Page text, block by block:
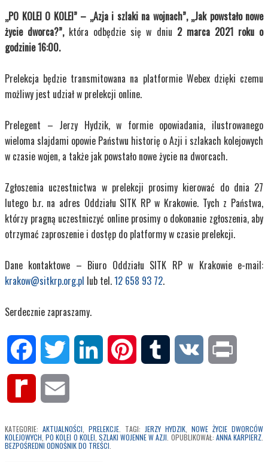
„PO KOLEI O KOLEI” – „Azja i szlaki na wojnach”, „Jak powstało nowe
życie dworca?”, która odbędzie się w dniu 2 marca 2021 roku o
godzinie 16:00.
Prelekcja będzie transmitowana na platformie Webex dzięki czemu
możliwy jest udział w prelekcji online.
Prelegent – Jerzy Hydzik, w formie opowiadania, ilustrowanego
wieloma slajdami opowie Państwu historię o Azji i szlakach kolejowych
w czasie wojen, a także jak powstało nowe życie na dworcach.
Zgłoszenia uczestnictwa w prelekcji prosimy kierować do dnia 27
lutego b.r. na adres Oddziału SITK RP w Krakowie. Tych z Państwa,
którzy pragną uczestniczyć online prosimy o dokonanie zgłoszenia, aby
otrzymać zaproszenie i dostęp do platformy w czasie prelekcji.
Dane kontaktowe – Biuro Oddziału SITK RP w Krakowie e-mail:
krakow@sitkrp.org.pl lub tel.12 658 93 72.
Serdecznie zapraszamy.
Facebook Twitter LinkedIn Pinterest Tumblr VK
Rediff
KATEGORIE: AKTUALNOŚCI PRELEKCJE . TAGI: JERZY HYDZIK NOWE ŻYCIE DWORCÓW
KOLEJOWYCH ,PO KOLEI O KOLEI SZLAKI WOJENNE W AZJI . OPUBLIKOWAŁ: ANNA KARPIERZ
BEZPOŚREDNI ODNOŚNIK DO TREŚCI